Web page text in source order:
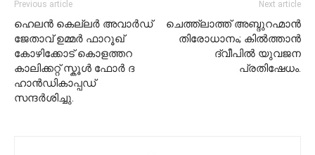
Previous article
ഹെലൻ കെല്ലർ അവാർഡ്
ജേതാവ് ഉമ്മർ ഫാറൂഖ്
കോഴിക്കോട് കൊളത്തറ
കാലിക്കറ്റ് സ്കൂൾ ഫോർ ദ
ഹാൻഡികാപ്പഡ്
സന്ദർശിച്ചു.
Next article
ചെത്ത്ലാത്ത് അബ്ദുറഹ്മാൻ
തിരോധാനം; കിൽത്താൻ
ദ്വീപിൽ യുവജന
പ്രതിഷേധം.